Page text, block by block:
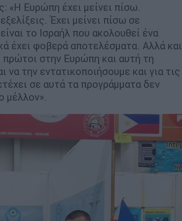
«Η Ευρώπη έχει μείνει πίσω.
Έχει μείνει πίσω σε
το Ισραήλ που ακολουθεί ένα
έχει φοβερά αποτελέσματα. Αλλά και
πρώτοι στην Ευρώπη και αυτή τη
να την εντατικοποιήσουμε και για τις
σε αυτά τα προγράμματα δεν
μέλλον».